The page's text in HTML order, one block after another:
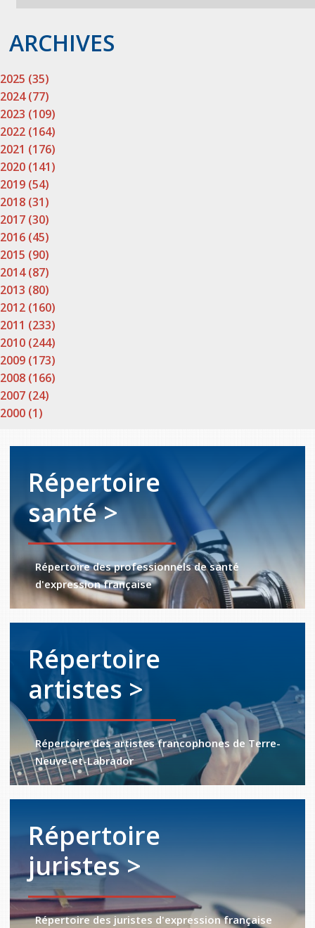
ARCHIVES
2025 (35)
2024 (77)
2023 (109)
2022 (164)
2021 (176)
2020 (141)
2019 (54)
2018 (31)
2017 (30)
2016 (45)
2015 (90)
2014 (87)
2013 (80)
2012 (160)
2011 (233)
2010 (244)
2009 (173)
2008 (166)
2007 (24)
2000 (1)
Répertoire
santé >
Répertoire des professionnels de santé
d'expression française
Répertoire
artistes >
Répertoire des artistes francophones de Terre-
Neuve-et-Labrador
Répertoire
juristes >
Répertoire des juristes d'expression française